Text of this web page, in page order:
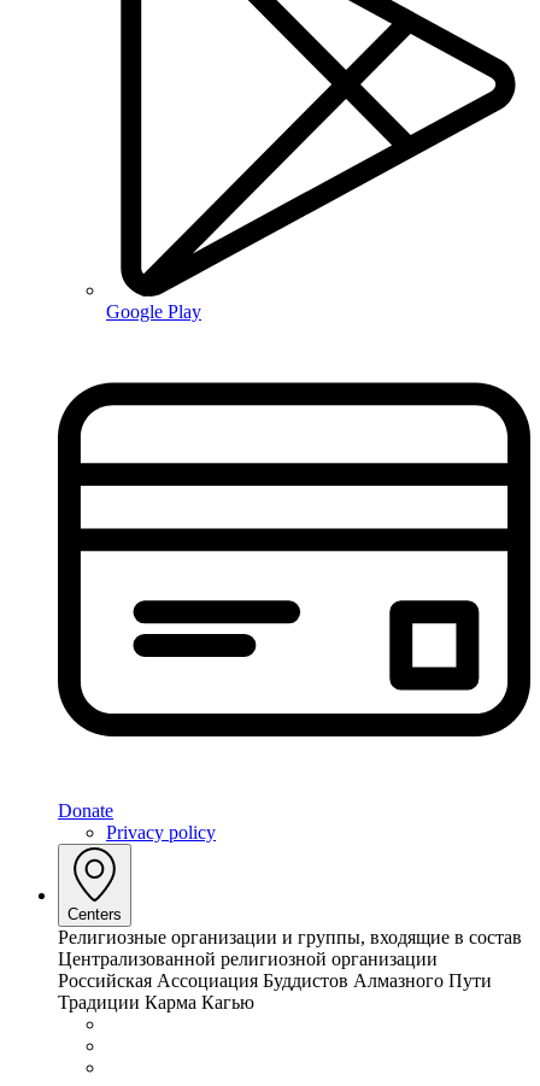
Google Play
Donate
Privacy policy
Centers
Религиозные организации и группы, входящие в состав
Централизованной религиозной организации
Российская Ассоциация Буддистов Алмазного Пути
Традиции Карма Кагью